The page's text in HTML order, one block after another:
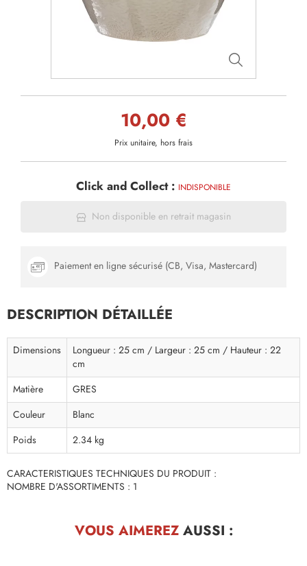
10,00 €
Prix unitaire, hors frais
Click and Collect : INDISPONIBLE
Non disponible en retrait magasin
Paiement en ligne sécurisé (CB, Visa, Mastercard)
DESCRIPTION DÉTAILLÉE
Dimensions
Longueur : 25 cm / Largeur : 25 cm / Hauteur : 22
cm
Matière
GRES
Couleur
Blanc
Poids
2.34 kg
CARACTERISTIQUES TECHNIQUES DU PRODUIT :
NOMBRE D'ASSORTIMENTS : 1
VOUS AIMEREZAUSSI :